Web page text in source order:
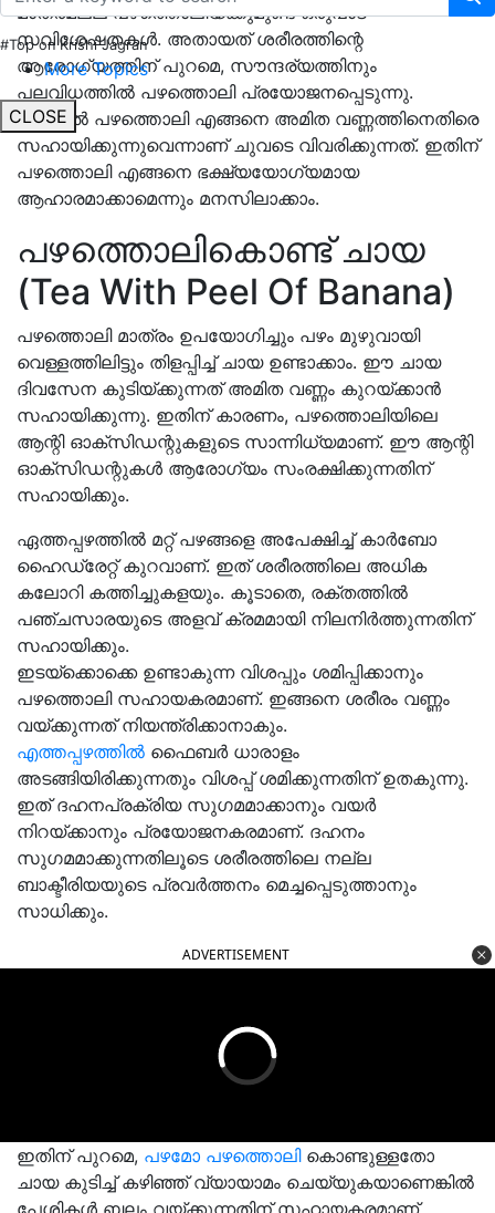
#Top on Krishi Jagran
More Topics
CLOSE
മാത്രമല്ല പഴത്തൊലിയ്ക്കുമുണ്ട് ഒരുപാട്
സവിശേഷതകൾ. അതായത് ശരീരത്തിന്റെ
ആരോഗ്യത്തിന് പുറമെ, സൗന്ദര്യത്തിനും
പലവിധത്തിൽ പഴത്തൊലി പ്രയോജനപ്പെടുന്നു.
എന്നാൽ പഴത്തൊലി എങ്ങനെ അമിത വണ്ണത്തിനെതിരെ
സഹായിക്കുന്നുവെന്നാണ് ചുവടെ വിവരിക്കുന്നത്. ഇതിന്
പഴത്തൊലി എങ്ങനെ ഭക്ഷ്യയോഗ്യമായ
ആഹാരമാക്കാമെന്നും മനസിലാക്കാം.
പഴത്തൊലികൊണ്ട് ചായ
(Tea With Peel Of Banana)
പഴത്തൊലി മാത്രം ഉപയോഗിച്ചും പഴം മുഴുവായി
വെള്ളത്തിലിട്ടും തിളപ്പിച്ച് ചായ ഉണ്ടാക്കാം. ഈ ചായ
ദിവസേന കുടിയ്ക്കുന്നത് അമിത വണ്ണം കുറയ്ക്കാൻ
സഹായിക്കുന്നു. ഇതിന് കാരണം, പഴത്തൊലിയിലെ
ആന്റി ഓക്സിഡന്റുകളുടെ സാന്നിധ്യമാണ്. ഈ ആന്റി
ഓക്സിഡന്റുകൾ ആരോ​ഗ്യം സംരക്ഷിക്കുന്നതിന്
സഹായിക്കും.
ഏത്തപ്പഴത്തിൽ മറ്റ് പഴങ്ങളെ അപേക്ഷിച്ച് കാർബോ
ഹൈഡ്രേറ്റ് കുറവാണ്. ഇത് ശരീരത്തിലെ അധിക
കലോറി കത്തിച്ചുകളയും. കൂടാതെ, രക്തത്തില്‍
പഞ്ചസാരയുടെ അളവ് ക്രമമായി നിലനിര്‍ത്തുന്നതിന്
സഹായിക്കും.
ഇടയ്ക്കൊക്കെ ഉണ്ടാകുന്ന വിശപ്പും ശമിപ്പിക്കാനും
പഴത്തൊലി സഹായകരമാണ്. ഇങ്ങനെ ശരീരം വണ്ണം
വയ്ക്കുന്നത് നിയന്ത്രിക്കാനാകും.
എത്തപ്പഴത്തിൽ ഫൈബര്‍ ധാരാളം
അടങ്ങിയിരിക്കുന്നതും വിശപ്പ്‌ ശമിക്കുന്നതിന് ഉതകുന്നു.
ഇത് ദഹനപ്രക്രിയ സുഗമമാക്കാനും വയര്‍
നിറയ്ക്കാനും പ്രയോജനകരമാണ്. ദഹനം
സുഗമമാക്കുന്നതിലൂടെ ശരീരത്തിലെ നല്ല
ബാക്ടീരിയയുടെ പ്രവര്‍ത്തനം മെച്ചപ്പെടുത്താനും
സാധിക്കും.
ADVERTISEMENT
ഇതിന് പുറമെ, പഴമോ പഴത്തൊലികൊണ്ടുള്ളതോ
ചായ കുടിച്ച് കഴിഞ്ഞ് വ്യായാമം ചെയ്യുകയാണെങ്കിൽ
പേശികൾ ബലം വയ്ക്കുന്നതിന് സഹായകരമാണ്.